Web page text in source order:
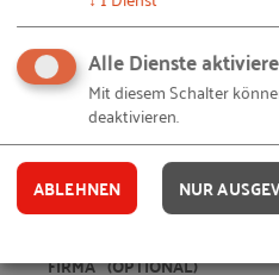
VORNAME
NACHNAME
FIRMA (OPTIONAL)
Alle Dienste
Mit diesem Schalter
deaktivieren.
ABLEHNEN NUR